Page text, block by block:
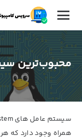
محبوب‌ترین
همراه وجود دارد که هر